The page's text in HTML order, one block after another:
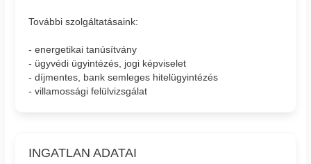
További szolgáltatásaink:
- energetikai tanúsítvány
- ügyvédi ügyintézés, jogi képviselet
- díjmentes, bank semleges hitelügyintézés
- villamossági felülvizsgálat
INGATLAN ADATAI